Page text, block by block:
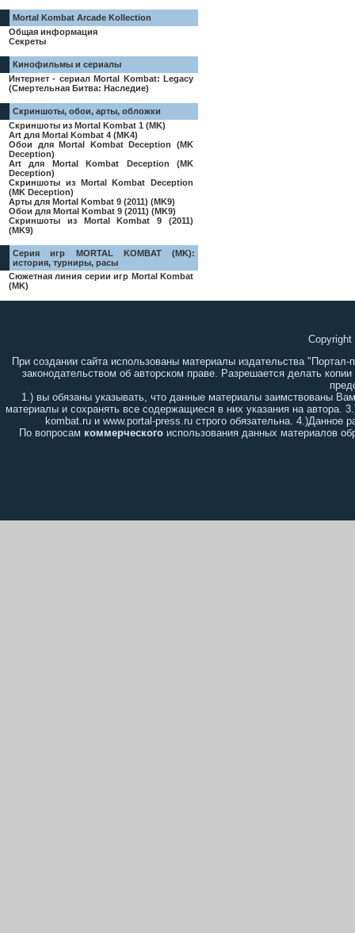
Mortal Kombat Arcade Kollection
Общая информация
Секреты
Кинофильмы и сериалы
Интернет - сериал Mortal Kombat: Legacy
(Смертельная Битва: Наследие)
Скриншоты, обои, арты, обложки
Скриншоты из Mortal Kombat 1 (MK)
Art для Mortal Kombat 4 (MK4)
Обои для Mortal Kombat Deception (MK
Deception)
Art для Mortal Kombat Deception (MK
Deception)
Скриншоты из Mortal Kombat Deception
(MK Deception)
Арты для Mortal Kombat 9 (2011) (MK9)
Обои для Mortal Kombat 9 (2011) (MK9)
Скриншоты из Mortal Kombat 9 (2011)
(MK9)
Серия игр MORTAL KOMBAT (MK):
история, турниры, расы
Сюжетная линия серии игр Mortal Kombat
(MK)
Copyright
При создании сайта использованы материалы издательства
законодательством об авторском праве. Разрешается делать
1.) вы обязаны указывать, что данные материалы заимствованы
материалы и сохранять все содержащиеся в них указания на автора.
kombat.ru и www.portal-press.ru строго обязательна. 4.)Данное
По вопросам коммерческогоиспользования данных материалов